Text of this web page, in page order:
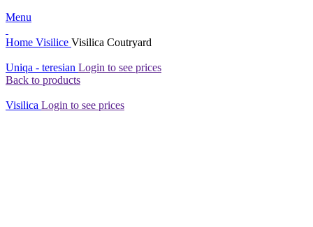
Menu
Home Visilice Visilica Coutryard
Uniqa - teresian Login to see prices
Back to products
Visilica Login to see prices